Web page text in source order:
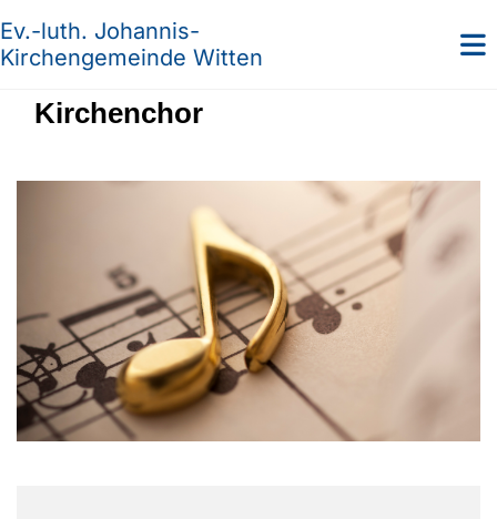
Ev.-luth. Johannis-
Kirchengemeinde Witten
Kirchenchor